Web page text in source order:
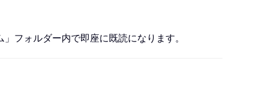
フォルダー内で即座に既読になります。